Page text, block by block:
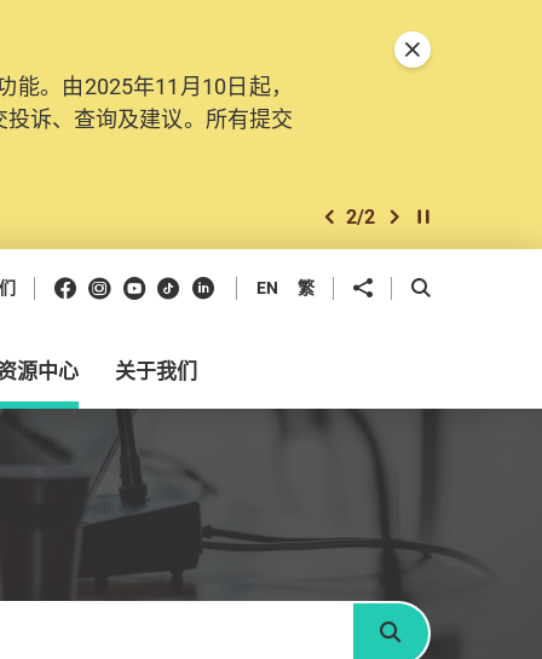
。由2025年11月10日起，
诉、查询及建议。所有提交
上一个
2/2 下一个开始/暂停幻灯
关闭特別通告
Facebook
Instagram
Youtube
抖音领英 EN 繁 分享到 开启搜寻框
源中心 关于我们
搜寻